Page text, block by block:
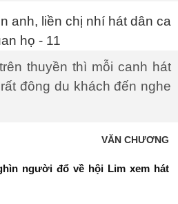
thuyền thì mỗi canh hát
đông du khách đến nghe
VĂN CHƯƠNG
người đổ về hội Lim xem hát